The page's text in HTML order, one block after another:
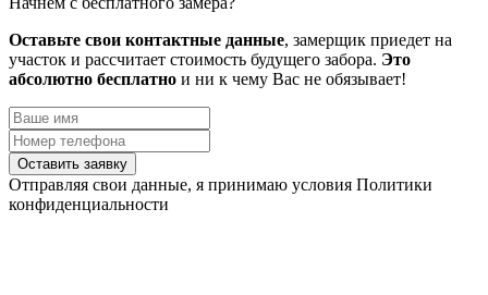
Оставьте свои контактные данные, замерщик приедет на
участок и рассчитает стоимость будущего забора. Это
абсолютно бесплатно и ни к чему Вас не обязывает!
Оставить заявку
Отправляя свои данные, я принимаю условия Политики
конфиденциальности